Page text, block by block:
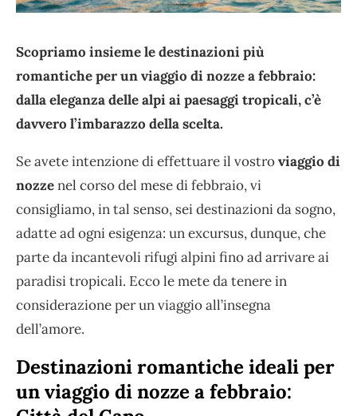
Scopriamo insieme le destinazioni più
romantiche per un viaggio di nozze a febbraio:
dalla eleganza delle alpi ai paesaggi tropicali, c’è
davvero l’imbarazzo della scelta.
Se avete intenzione di effettuare il vostroviaggio di
nozzenel corso del mese di febbraio, vi
consigliamo, in tal senso, sei destinazioni da sogno,
adatte ad ogni esigenza: un excursus, dunque, che
parte da incantevoli rifugi alpini fino ad arrivare ai
paradisi tropicali. Ecco le mete da tenere in
considerazione per un viaggio all’insegna
dell’amore.
Destinazioni romantiche ideali per
un viaggio di nozze a febbraio: